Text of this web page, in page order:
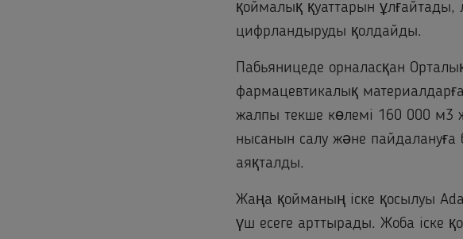
қоймалық қуаттарын ұлғайтады,
цифрландыруды қолдайды.
Пабьяницеде орналасқан
фармацевтикалық материалдарға
жалпы текше көлемі 160 000
нысанын салу және пайдалануға
аяқталды.
Жаңа қойманың іске қосылуы
үш есеге арттырады. Жоба іске